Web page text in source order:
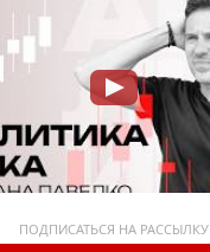
ПОДПИСАТЬСЯ НА РАССЫЛКУ